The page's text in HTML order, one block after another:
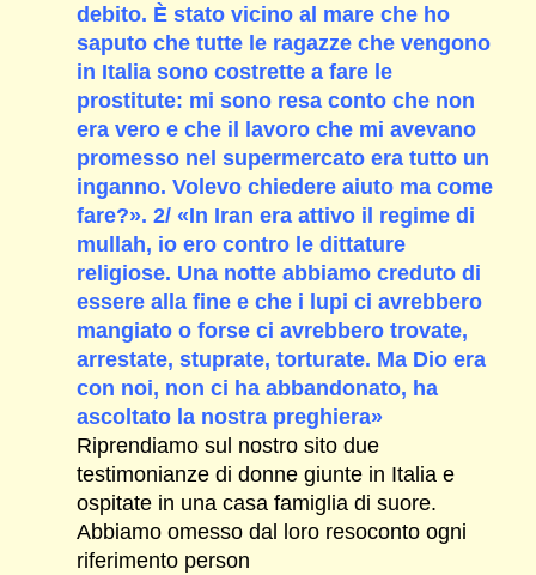
debito. È stato vicino al mare che ho
saputo che tutte le ragazze che vengono
in Italia sono costrette a fare le
prostitute: mi sono resa conto che non
era vero e che il lavoro che mi avevano
promesso nel supermercato era tutto un
inganno. Volevo chiedere aiuto ma come
fare?». 2/ «In Iran era attivo il regime di
mullah, io ero contro le dittature
religiose. Una notte abbiamo creduto di
essere alla fine e che i lupi ci avrebbero
mangiato o forse ci avrebbero trovate,
arrestate, stuprate, torturate. Ma Dio era
con noi, non ci ha abbandonato, ha
ascoltato la nostra preghiera»
Riprendiamo sul nostro sito due
testimonianze di donne giunte in Italia e
ospitate in una casa famiglia di suore.
Abbiamo omesso dal loro resoconto ogni
riferimento person